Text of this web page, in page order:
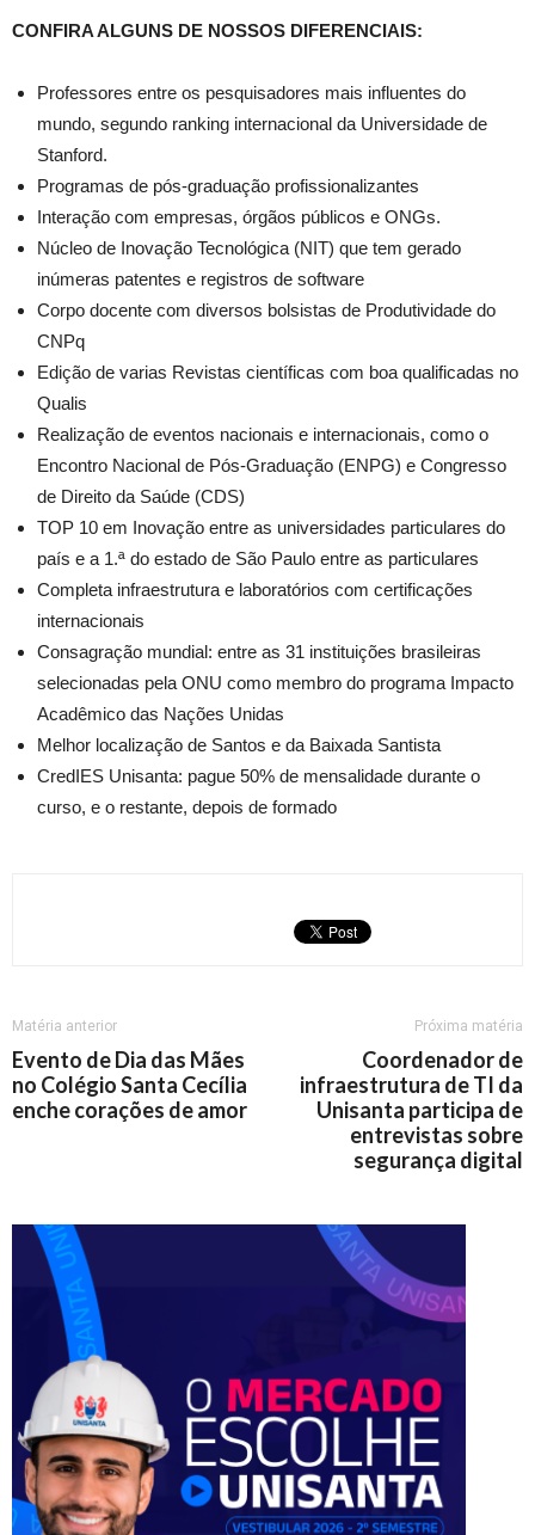
CONFIRA ALGUNS DE NOSSOS DIFERENCIAIS:
Professores entre os pesquisadores mais influentes do
mundo, segundo ranking internacional da Universidade de
Stanford.
Programas de pós-graduação profissionalizantes
Interação com empresas, órgãos públicos e ONGs.
Núcleo de Inovação Tecnológica (NIT) que tem gerado
inúmeras patentes e registros de software
Corpo docente com diversos bolsistas de Produtividade do
CNPq
Edição de varias Revistas científicas com boa qualificadas no
Qualis
Realização de eventos nacionais e internacionais, como o
Encontro Nacional de Pós-Graduação (ENPG) e Congresso
de Direito da Saúde (CDS)
TOP 10 em Inovação entre as universidades particulares do
país e a 1.ª do estado de São Paulo entre as particulares
Completa infraestrutura e laboratórios com certificações
internacionais
Consagração mundial: entre as 31 instituições brasileiras
selecionadas pela ONU como membro do programa Impacto
Acadêmico das Nações Unidas
Melhor localização de Santos e da Baixada Santista
CredIES Unisanta: pague 50% de mensalidade durante o
curso, e o restante, depois de formado
Matéria anterior
Evento de Dia das Mães
no Colégio Santa Cecília
enche corações de amor
Próxima matéria
Coordenador de
infraestrutura de TI da
Unisanta participa de
entrevistas sobre
segurança digital